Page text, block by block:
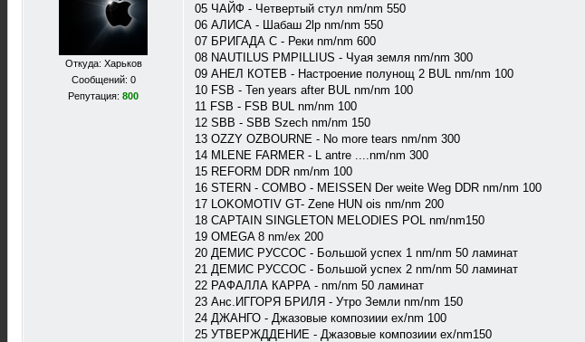
Откуда: Харьков
Сообщений: 0
Репутация: 800
05 ЧАЙФ - Четвертый стул nm/nm 550
06 АЛИСА - Шабаш 2lp nm/nm 550
07 БРИГАДА С - Реки nm/nm 600
08 NAUTILUS PMPILLIUS - Чуая земля nm/nm 300
09 АНЕЛ КОТЕВ - Настроение полунощ 2 BUL nm/nm 100
10 FSB - Ten years after BUL nm/nm 100
11 FSB - FSB BUL nm/nm 100
12 SBB - SBB Szech nm/nm 150
13 OZZY OZBOURNE - No more tears nm/nm 300
14 MLENE FARMER - L antre ....nm/nm 300
15 REFORM DDR nm/nm 100
16 STERN - COMBO - MEISSEN Der weite Weg DDR nm/nm 100
17 LOKOMOTIV GT- Zene HUN ois nm/nm 200
18 CAPTAIN SINGLETON MELODIES POL nm/nm150
19 OMEGA 8 nm/ex 200
20 ДЕМИС РУССОС - Большой успех 1 nm/nm 50 ламинат
21 ДЕМИС РУССОС - Большой успех 2 nm/nm 50 ламинат
22 РАФАЛЛА КАРРА - nm/nm 50 ламинат
23 Анс.ИГГОРЯ БРИЛЯ - Утро Земли nm/nm 150
24 ДЖАНГО - Джазовые композиии ex/nm 100
25 УТВЕРЖДДЕНИЕ - Джазовые композиии ex/nm150